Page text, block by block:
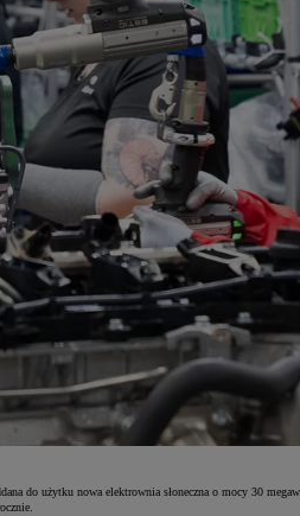
do użytku nowa elektrownia słoneczna o mocy 30